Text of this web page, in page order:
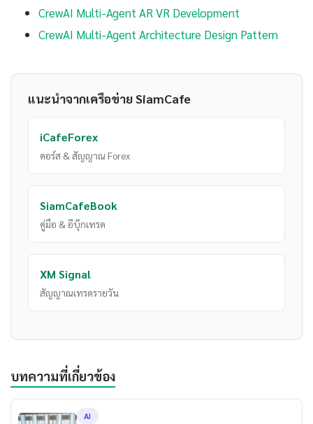
CrewAI Multi-Agent AR VR Development
CrewAI Multi-Agent Architecture Design Pattern
แนะนำจากเครือข่าย SiamCafe
iCafeForex
คอร์ส & สัญญาณ Forex
SiamCafeBook
คู่มือ & อีบุ๊กเทรด
XM Signal
สัญญาณเทรดรายวัน
บทความที่เกี่ยวข้อง
AI